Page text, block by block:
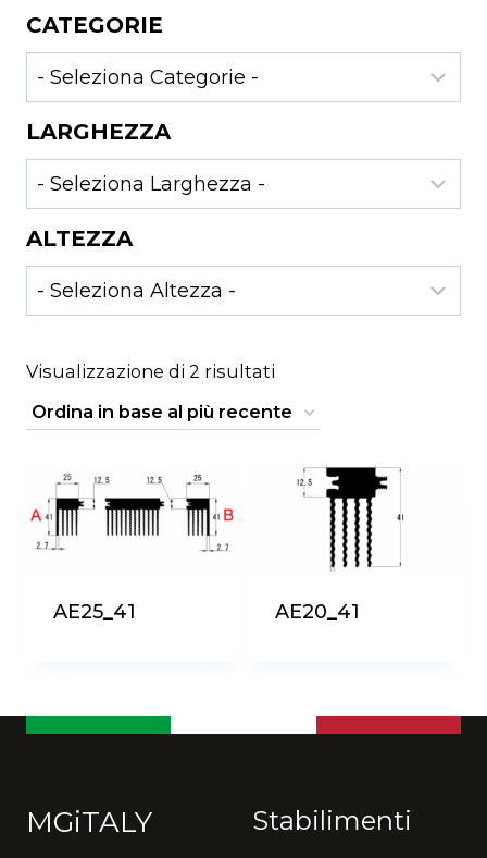
Visualizzazione di 2 risultati
in
base
recente
AE25_41 AE20_41
CATEGORIE
LARGHEZZA
ALTEZZA
MGiTALY Stabilimenti